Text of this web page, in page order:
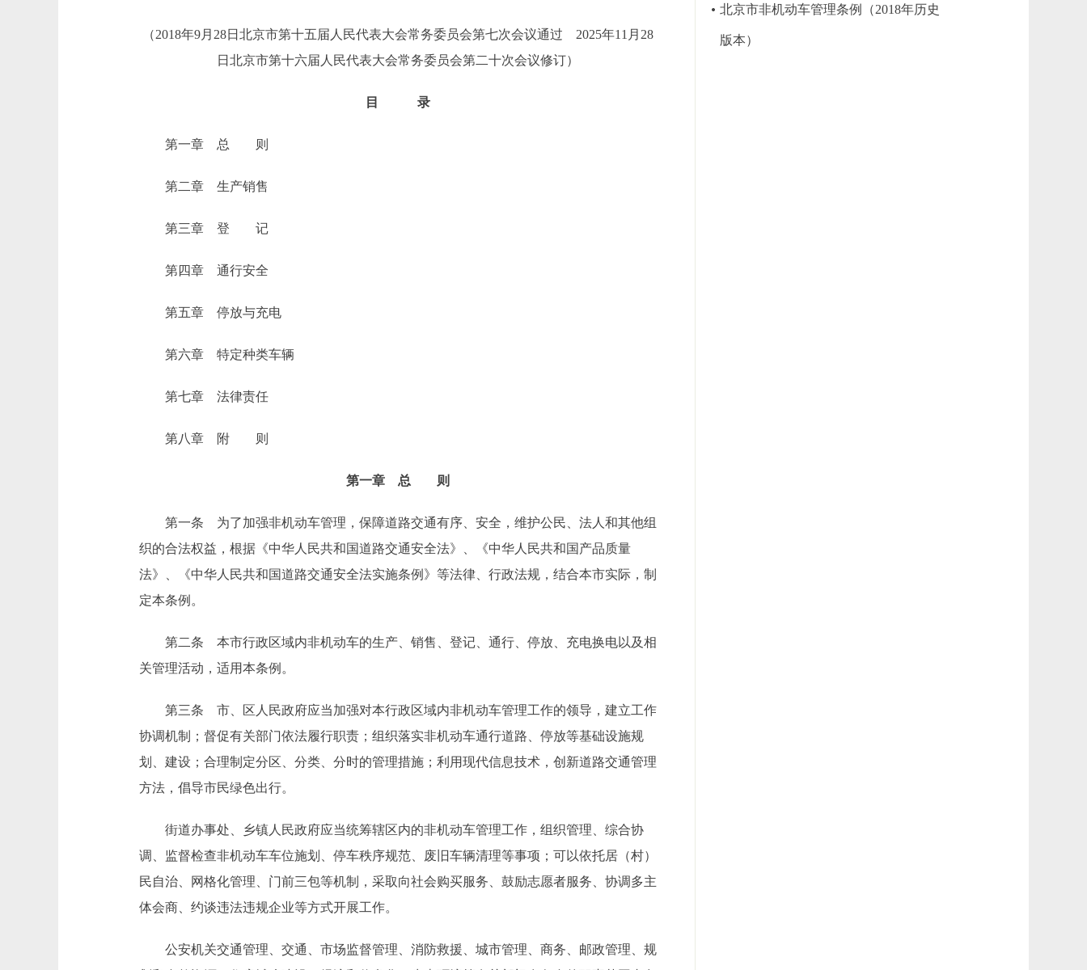
（2018年9月28日北京市第十五届人民代表大会常务委员会第七次会议通过 2025年11月28
日北京市第十六届人民代表大会常务委员会第二十次会议修订）
目 录
第一章 总 则
第二章 生产销售
第三章 登 记
第四章 通行安全
第五章 停放与充电
第六章 特定种类车辆
第七章 法律责任
第八章 附 则
第一章 总 则
第一条 为了加强非机动车管理，保障道路交通有序、安全，维护公民、法人和其他组
织的合法权益，根据《中华人民共和国道路交通安全法》、《中华人民共和国产品质量
法》、《中华人民共和国道路交通安全法实施条例》等法律、行政法规，结合本市实际，制
定本条例。
第二条 本市行政区域内非机动车的生产、销售、登记、通行、停放、充电换电以及相
关管理活动，适用本条例。
第三条 市、区人民政府应当加强对本行政区域内非机动车管理工作的领导，建立工作
协调机制；督促有关部门依法履行职责；组织落实非机动车通行道路、停放等基础设施规
划、建设；合理制定分区、分类、分时的管理措施；利用现代信息技术，创新道路交通管理
方法，倡导市民绿色出行。
街道办事处、乡镇人民政府应当统筹辖区内的非机动车管理工作，组织管理、综合协
调、监督检查非机动车车位施划、停车秩序规范、废旧车辆清理等事项；可以依托居（村）
民自治、网格化管理、门前三包等机制，采取向社会购买服务、鼓励志愿者服务、协调多主
体会商、约谈违法违规企业等方式开展工作。
公安机关交通管理、交通、市场监督管理、消防救援、城市管理、商务、邮政管理、规
北京市非机动车管理条例（2018年历史
版本）